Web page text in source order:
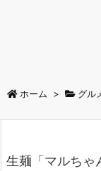
ホーム > グル
生麺「マルちゃ